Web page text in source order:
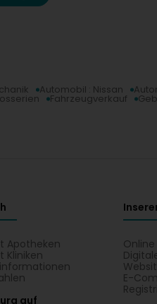
Automobil : Nissan
Fahrzeugverkauf
Apotheken
Kliniken
E-
auf